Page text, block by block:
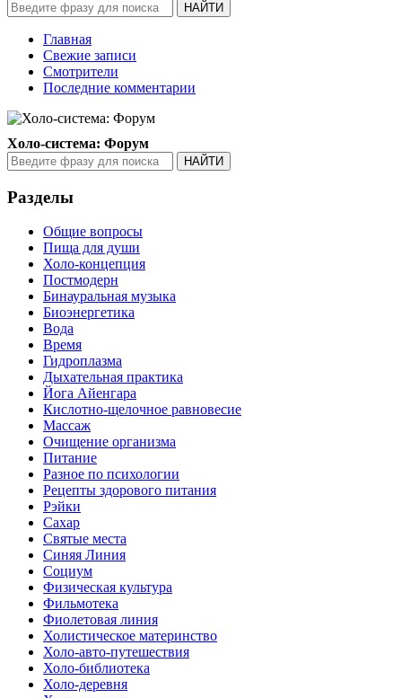
Главная
Свежие записи
Смотрители
Последние комментарии
Холо-система: Форум
Разделы
Общие вопросы
Пища для души
Холо-концепция
Постмодерн
Бинауральная музыка
Биоэнергетика
Вода
Время
Гидроплазма
Дыхательная практика
Йога Айенгара
Кислотно-щелочное равновесие
Массаж
Очищение организма
Питание
Разное по психологии
Рецепты здорового питания
Рэйки
Сахар
Святые места
Синяя Линия
Социум
Физическая культура
Фильмотека
Фиолетовая линия
Холистическое материнство
Холо-авто-путешествия
Холо-библиотека
Холо-деревня